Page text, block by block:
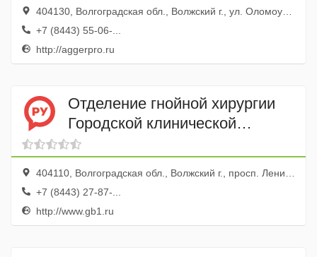
404130, Волгоградская обл., Волжский г., ул. Оломоуцкая, 16
+7 (8443) 55-06-...
http://aggerpro.ru
Отделение гнойной хирургии
Городской клинической
больницы № 1
404110, Волгоградская обл., Волжский г., просп. Ленина, 137
+7 (8443) 27-87-...
http://www.gb1.ru